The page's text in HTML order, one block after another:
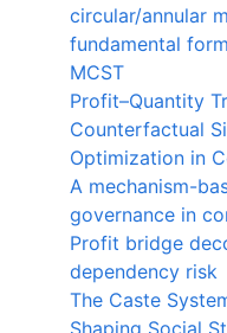
circular/annular
fundamental
MCST
Profit–Quantity
Counterfactual
Optimization in
A mechanism-
governance in
Profit bridge
dependency risk
The Caste
Shaping Social